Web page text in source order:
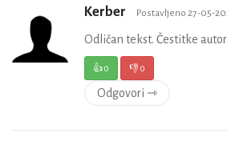
Kerber Postavljeno 27-05-
Odličan tekst. Čestitke
👍0 👎0
Odgovori ⇾